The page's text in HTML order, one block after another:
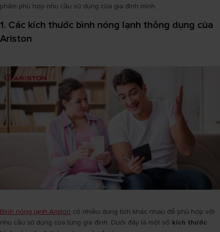
phẩm phù hợp nhu cầu sử dụng của gia đình mình.
1. Các kích thước bình nóng lạnh thông dụng của
Ariston
Bình nóng lạnh Ariston có nhiều dung tích khác nhau để phù hợp với
nhu cầu sử dụng của từng gia đình. Dưới đây là một số kích thước